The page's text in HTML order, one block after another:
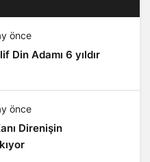
önce
Din Adamı 6 yıldır
önce
Direnişin